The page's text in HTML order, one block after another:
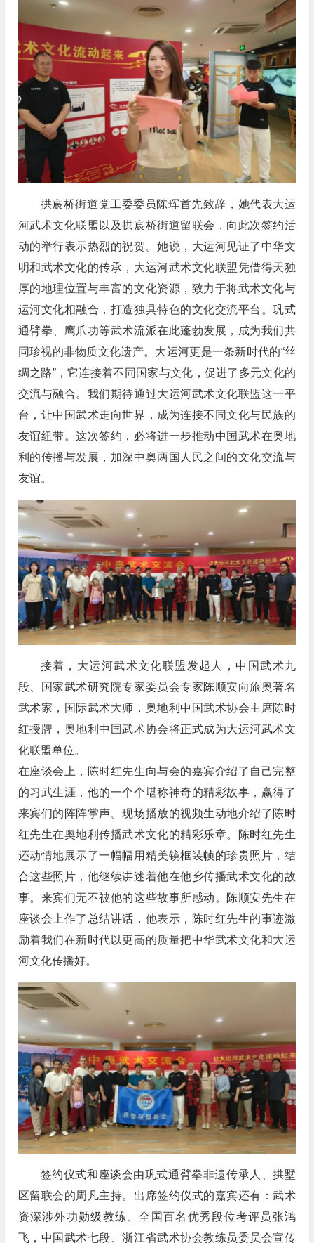
拱宸桥街道党工委委员陈珲首先致辞，她代表大运
河武术文化联盟以及拱宸桥街道留联会，向此次签约活
动的举行表示热烈的祝贺。她说，大运河见证了中华文
明和武术文化的传承，大运河武术文化联盟凭借得天独
厚的地理位置与丰富的文化资源，致力于将武术文化与
运河文化相融合，打造独具特色的文化交流平台。巩式
通臂拳、鹰爪功等武术流派在此蓬勃发展，成为我们共
同珍视的非物质文化遗产。大运河更是一条新时代的“丝
绸之路”，它连接着不同国家与文化，促进了多元文化的
交流与融合。我们期待通过大运河武术文化联盟这一平
台，让中国武术走向世界，成为连接不同文化与民族的
友谊纽带。这次签约，必将进一步推动中国武术在奥地
利的传播与发展，加深中奥两国人民之间的文化交流与
友谊。
接着，大运河武术文化联盟发起人，中国武术九
段、国家武术研究院专家委员会专家陈顺安向旅奥著名
武术家，国际武术大师，奥地利中国武术协会主席陈时
红授牌，奥地利中国武术协会将正式成为大运河武术文
化联盟单位。
在座谈会上，陈时红先生向与会的嘉宾介绍了自己完整
的习武生涯，他的一个个堪称神奇的精彩故事，赢得了
来宾们的阵阵掌声。现场播放的视频生动地介绍了陈时
红先生在奥地利传播武术文化的精彩乐章。陈时红先生
还动情地展示了一幅幅用精美镜框装帧的珍贵照片，结
合这些照片，他继续讲述着他在他乡传播武术文化的故
事。来宾们无不被他的这些故事所感动。陈顺安先生在
座谈会上作了总结讲话，他表示，陈时红先生的事迹激
励着我们在新时代以更高的质量把中华武术文化和大运
河文化传播好。
签约仪式和座谈会由巩式通臂拳非遗传承人、拱墅
区留联会的周凡主持。出席签约仪式的嘉宾还有：武术
资深涉外功勋级教练、全国百名优秀段位考评员张鸿
飞，中国武术七段、浙江省武术协会教练员委员会宣传